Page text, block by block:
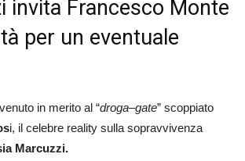
invita Francesco Monte
per un eventuale
in merito al “droga–gate” scoppiato
i, il celebre reality sulla sopravvivenza
Marcuzzi.